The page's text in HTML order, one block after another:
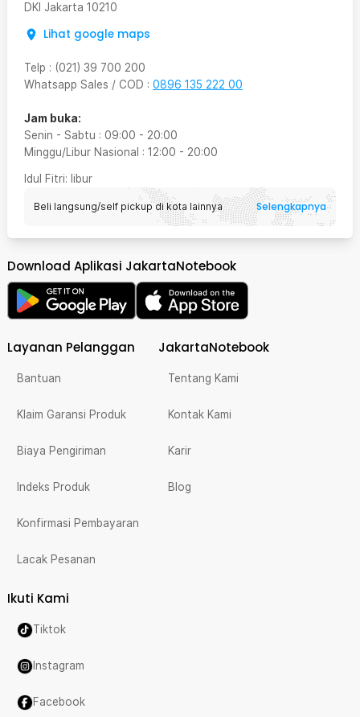
DKI Jakarta 10210
Lihat google maps
Telp : (021) 39 700 200
Whatsapp Sales / COD : 0896 135 222 00
Jam buka:
Senin - Sabtu : 09:00 - 20:00
Minggu/Libur Nasional : 12:00 - 20:00
Idul Fitri: libur
Beli langsung/self pickup di kota lainnya Selengkapnya
Download Aplikasi JakartaNotebook
Layanan Pelanggan
Bantuan
Klaim Garansi Produk
Biaya Pengiriman
Indeks Produk
Konfirmasi Pembayaran
Lacak Pesanan
JakartaNotebook
Tentang Kami
Kontak Kami
Karir
Blog
Ikuti Kami
Tiktok
Instagram
Facebook